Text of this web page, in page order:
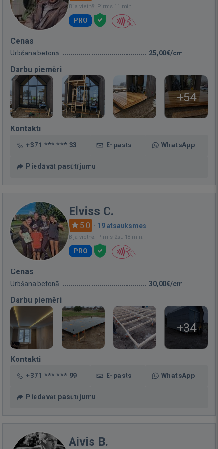
Bija vietnē: Pirms 11 min.
PRO
Cenas
Urbšana betonā 25,00€/cm
Darbu piemēri
+54
Kontakti
+371 *** *** 33 E-pasts WhatsApp
Piedāvāt pasūtījumu
Elviss C.
5.0 · 19 atsauksmes
Bija vietnē: Pirms 2st. 18 min.
PRO
Cenas
Urbšana betonā 30,00€/cm
Darbu piemēri
+34
Kontakti
+371 *** *** 99 E-pasts WhatsApp
Piedāvāt pasūtījumu
Aivis B.